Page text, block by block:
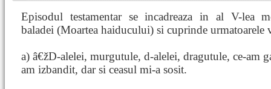
Episodul testamentar se incadreaza in al V-lea
baladei (Moartea haiducului) si cuprinde urmatoarele
a) â€žD-alelei, murgutule, d-alelei, dragutule, ce-am
am izbandit, dar si ceasul mi-a sosit.